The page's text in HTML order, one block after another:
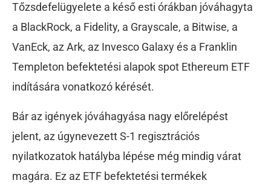
Tőzsdefelügyelete a késő esti órákban jóváhagyta
a BlackRock, a Fidelity, a Grayscale, a Bitwise, a
VanEck, az Ark, az Invesco Galaxy és a Franklin
Templeton befektetési alapok spot Ethereum ETF
indítására vonatkozó kérését.
Bár az igények jóváhagyása nagy előrelépést
jelent, az úgynevezett S-1 regisztrációs
nyilatkozatok hatályba lépése még mindig várat
magára. Ez az ETF befektetési termékek